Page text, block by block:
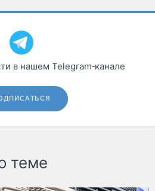
в нашем Telegram‑канале
теме